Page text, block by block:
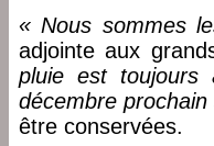
« Nous sommes
adjointe aux
pluie est
décembre prochain
être conservées.